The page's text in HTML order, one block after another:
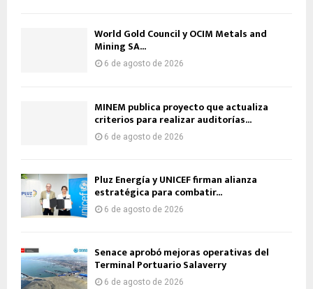
World Gold Council y OCIM Metals and
Mining SA...
6 de agosto de 2026
MINEM publica proyecto que actualiza
criterios para realizar auditorías...
6 de agosto de 2026
Pluz Energía y UNICEF firman alianza
estratégica para combatir...
6 de agosto de 2026
Senace aprobó mejoras operativas del
Terminal Portuario Salaverry
6 de agosto de 2026